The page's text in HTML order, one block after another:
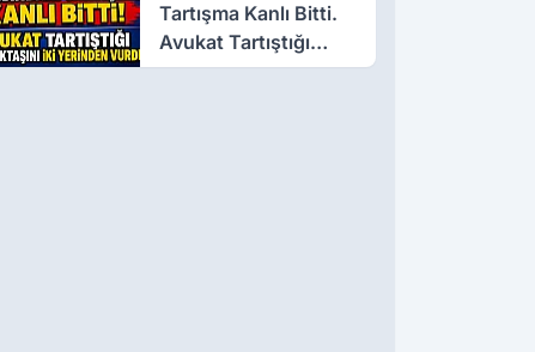
Tartışma Kanlı Bitti.
Avukat Tartıştığı
Meslektaşını İki